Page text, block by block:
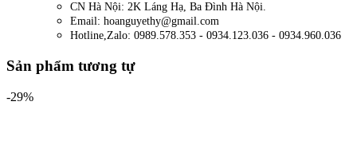
CN Hà Nội: 2K Láng Hạ, Ba Đình Hà Nội.
Email: hoanguyethy@gmail.com
Hotline,Zalo: 0989.578.353 - 0934.123.036 - 0934.960.036
Sản phẩm tương tự
-29%